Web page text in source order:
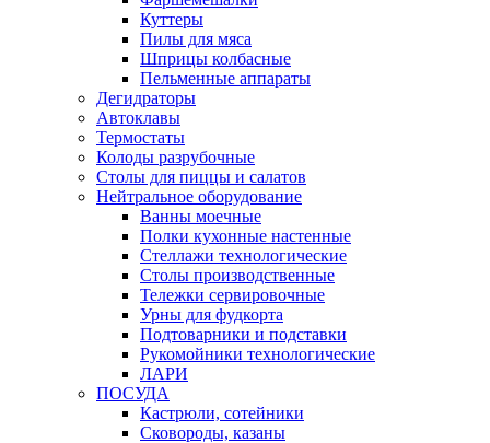
Куттеры
Пилы для мяса
Шприцы колбасные
Пельменные аппараты
Дегидраторы
Автоклавы
Термостаты
Колоды разрубочные
Столы для пиццы и салатов
Нейтральное оборудование
Ванны моечные
Полки кухонные настенные
Стеллажи технологические
Столы производственные
Тележки сервировочные
Урны для фудкорта
Подтоварники и подставки
Рукомойники технологические
ЛАРИ
ПОСУДА
Кастрюли, сотейники
Сковороды, казаны